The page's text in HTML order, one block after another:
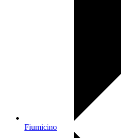
Fiumicino